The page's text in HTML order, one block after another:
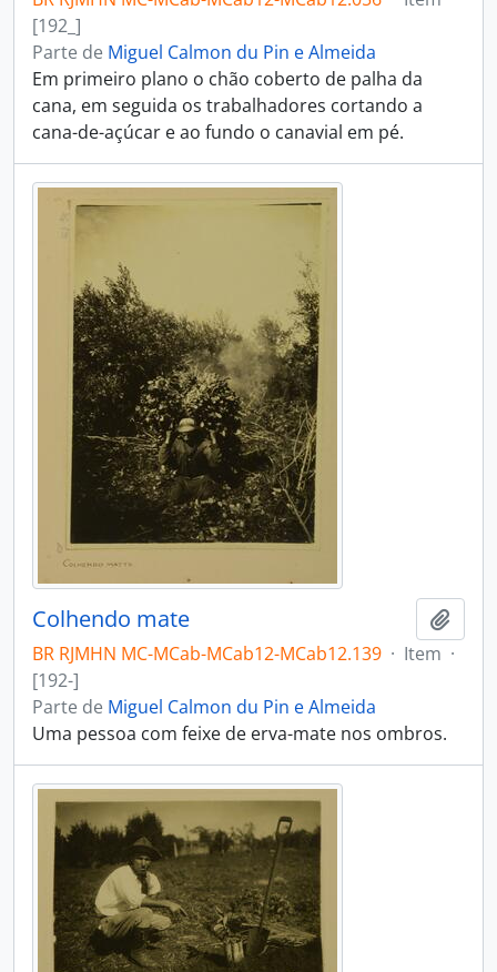
[192_]
Parte de Miguel Calmon du Pin e Almeida
Em primeiro plano o chão coberto de palha da
cana, em seguida os trabalhadores cortando a
cana-de-açúcar e ao fundo o canavial em pé.
Colhendo mate
BR RJMHN MC-MCab-MCab12-MCab12.139 · Item ·
[192-]
Parte de Miguel Calmon du Pin e Almeida
Uma pessoa com feixe de erva-mate nos ombros.